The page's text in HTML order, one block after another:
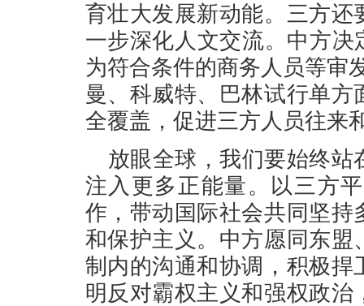
育壮大发展新动能。三方
一步深化人文交流。中方决
为符合条件的商务人员等审
曼、科威特、巴林试行单
全覆盖，促进三方人员往来
放眼全球，我们要始终
注入更多正能量。以三方
作，带动国际社会共同坚
和保护主义。中方愿同东
制内的沟通和协调，积极
明反对霸权主义和强权政